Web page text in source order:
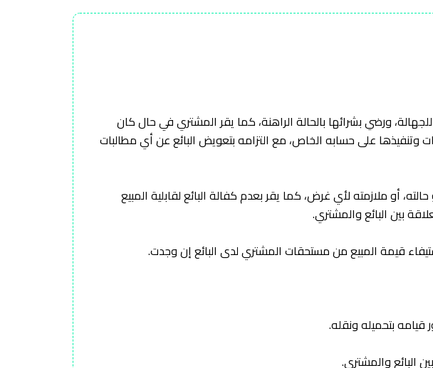
ورضي بشرائها بالحالة الراهنة، كما يقر المشتري في حال كان
وتنفيذها على حسابه الخاص، مع التزامه بتعويض البائع عن أي مطالبات
أو ملازمته لأي غرض، كما يقر بعدم كفالة البائع لقابلية المبيع
بين البائع والمشتري.
قيمة المبيع من مستحقات المشتري لدى البائع إن وجدت.
بتحميله ونقله.